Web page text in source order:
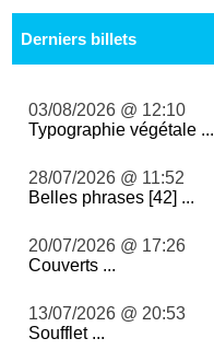
Derniers billets
03/08/2026 @ 12:10
Typographie végétale ...
28/07/2026 @ 11:52
Belles phrases [42] ...
20/07/2026 @ 17:26
Couverts ...
13/07/2026 @ 20:53
Soufflet ...